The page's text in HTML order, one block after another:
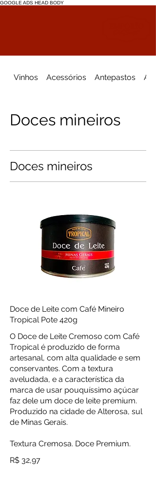
GOOGLE ADS HEAD BODY
Vinhos Acessórios Antepastos
Doces mineiros
Doces mineiros
Doce de Leite com Café Mineiro
Tropical Pote 420g
O Doce de Leite Cremoso com Café
Tropical é produzido de forma
artesanal, com alta qualidade e sem
conservantes. Com a textura
aveludada, e a característica da
marca de usar pouquíssimo açúcar
faz dele um doce de leite premium.
Produzido na cidade de Alterosa, sul
de Minas Gerais.
Textura Cremosa. Doce Premium.
R$ 32,97